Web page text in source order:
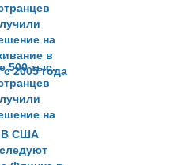
500 тыс.
на
в
с 2005 года